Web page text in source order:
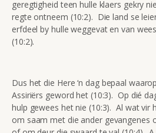
geregtigheid teen hulle klaers gekry
regte ontneem (10:2). Die land se
erfdeel by hulle weggevat en van
(10:2).
Dus het die Here ‘n dag bepaal
Assiriërs geword het (10:3). Op dié
hulp gewees het nie (10:3). Al wat vir
om saam met die ander gevangenes